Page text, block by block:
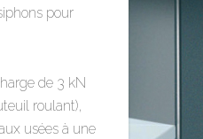
pour
de 3 kN
roulant),
usées à une